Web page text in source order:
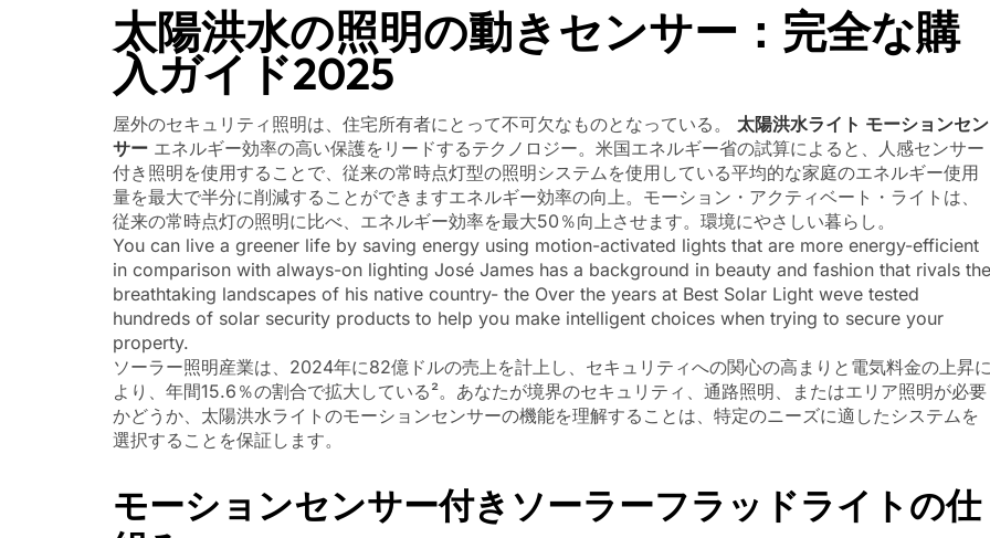
太陽洪水の照明の動きセンサー：完全な購
入ガイド2025
屋外のセキュリティ照明は、住宅所有者にとって不可欠なものとなっている。 太陽洪水ライト モーションセン
サー エネルギー効率の高い保護をリードするテクノロジー。米国エネルギー省の試算によると、人感センサー
付き照明を使用することで、従来の常時点灯型の照明システムを使用している平均的な家庭のエネルギー使用
量を最大で半分に削減することができますエネルギー効率の向上。モーション・アクティベート・ライトは、
従来の常時点灯の照明に比べ、エネルギー効率を最大50％向上させます。環境にやさしい暮らし。
You can live a greener life by saving energy using motion-activated lights that are more energy-efficient
in comparison with always-on lighting José James has a background in beauty and fashion that rivals the
breathtaking landscapes of his native country- the Over the years at Best Solar Light weve tested
hundreds of solar security products to help you make intelligent choices when trying to secure your
property.
ソーラー照明産業は、2024年に82億ドルの売上を計上し、セキュリティへの関心の高まりと電気料金の上昇
より、年間15.6％の割合で拡大している²。あなたが境界のセキュリティ、通路照明、またはエリア照明が必要
かどうか、太陽洪水ライトのモーションセンサーの機能を理解することは、特定のニーズに適したシステムを
選択することを保証します。
モーションセンサー付きソーラーフラッドライトの仕